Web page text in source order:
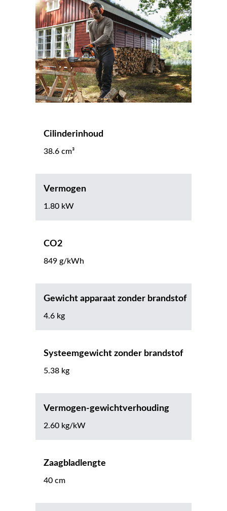
Cilinderinhoud
38.6 cm³
Vermogen
1.80 kW
CO2
849 g/kWh
Gewicht apparaat zonder brandstof
4.6 kg
Systeemgewicht zonder brandstof
5.38 kg
Vermogen-gewichtverhouding
2.60 kg/kW
Zaagbladlengte
40 cm